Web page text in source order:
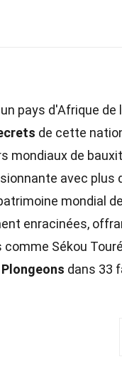
un pays d'Afrique
de cette
mondiaux de
avec plus
mondial de
enracinées,
comme Sékou
Plongeons dans 33